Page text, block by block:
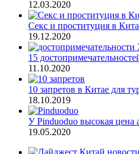
12.03.2020
Секс и проституция в
19.12.2020
15
11.10.2020
10 запретов в Китае для
18.10.2019
У Pinduoduo высокая цена
19.05.2020